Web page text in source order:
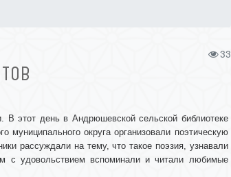
33
В этот день в Андрюшевской сельской библиотеке
муниципального округа организовали поэтическую
рассуждали на тему, что такое поэзия, узнавали
с удовольствием вспоминали и читали любимые